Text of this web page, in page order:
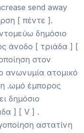
send away
[ πέντε ].
δημόσιο
άνοδο [ τριάδα ] [
στον
ανωνυμία ατομικό
.ωμό έμπορος
δημόσιο
] [ V ] .
αστατίνη